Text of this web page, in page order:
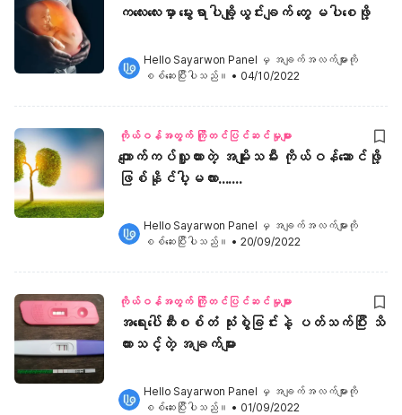
ကလေးလေးမှာ မွေးရာပါချို့ယွင်းချက် တွေ မပါစေဖို့
Hello Sayarwon Panel မှ အချက်အလက်များကို
စစ်ဆေးပြီးပါသည်။ • 04/10/2022
ကိုယ်ဝန်အတွက် ကြိုတင်ပြင်ဆင်မှုများ
ကျောက်ကပ်လှူထားတဲ့ အမျိုးသမီး ကိုယ်ဝန်ဆောင်ဖို့
ဖြစ်နိုင်ပါ့မလား.......
Hello Sayarwon Panel မှ အချက်အလက်များကို
စစ်ဆေးပြီးပါသည်။ • 20/09/2022
ကိုယ်ဝန်အတွက် ကြိုတင်ပြင်ဆင်မှုများ
အရေးပေါ်ဆီးစစ်တံ သုံးစွဲခြင်းနဲ့ ပတ်သက်ပြီး သိ
ထားသင့်တဲ့ အချက်များ
Hello Sayarwon Panel မှ အချက်အလက်များကို
စစ်ဆေးပြီးပါသည်။ • 01/09/2022